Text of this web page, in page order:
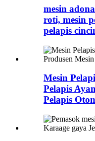
mesin
roti, mesin
pelapis
Mesin
Pelapis
Pelapis